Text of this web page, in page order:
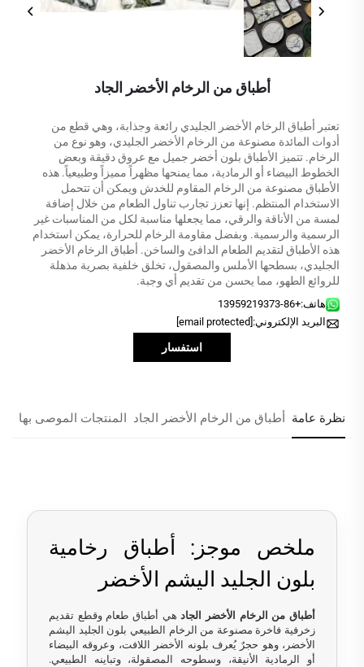
أطباق من الرخام الأخضر الجاد
تعتبر أطباق الرخام الأخضر الجليدي رائعة وجذابة، وهي قطع من
أدوات المائدة مصنوعة من الرخام الأخضر الجليدي، وهو نوع من
الرخام. تتميز الأطباق بلون أخضر جميل مع عروق دقيقة وبعض
الخطوط البيضاء أو الرمادية، مما يمنحها مظهراً مميزاً وطبيعياً. هذه
الأطباق مصنوعة من الرخام المقاوم للخدش ويمكن أن تتحمل
الاستخدام المنتظم. إنها تعزز تجارب تناول الطعام من خلال إضافة
لمسة من الأناقة والرقي، مما يجعلها مناسبة لكل من المناسبات غير
الرسمية والرسمية. وبفضل مقاومة الرخام للحرارة، يمكن استخدام
هذه الأطباق لتقديم الطعام الدافئ والساخن. أطباق الرخام الأخضر
الجليدي، بسطحها الأملس والمصقول، تخلق خلفية بصرية مذهلة
للروائع الطهو، مما يحسن من تقديم أي وجبة.
هاتف:+86-13959219373
البريد الإلكتروني:
استفسار
نظرة عامة أطباق من الرخام الأخضر الجاد المنتجات الموصى بها
ملخص موجز: أطباق رخامية
بلون الجليد اليشم الأخضر
أطباق من الرخام الأخضر الجاد هي أطباق طعام وقطع تقديم
زخرفية فاخرة مصنوعة من الرخام الطبيعي بلون الجليد اليشم
الأخضر، وهو حجرٌ يُعرف بلونه الأخضر اللافت، وعروقه البيضاء
أو الرمادية الأنيقة، وسطوحه المصقولة، وتباينه الطبيعي.